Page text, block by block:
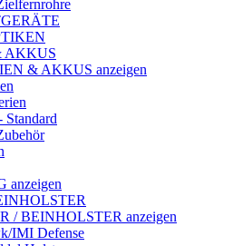
AKKUS
& AKKUS anzeigen
Standard
anzeigen
/ BEINHOLSTER anzeigen
IMI Defense